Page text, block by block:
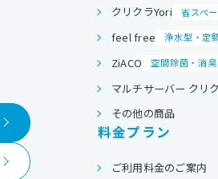
クリクラYori 省スペ
feel free 浄水型・定
ZiACO 空間除菌・消臭
マルチサーバー クリ
その他の商品
料金プラン
ご利用料金のご案内